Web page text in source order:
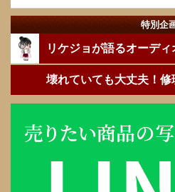
特別企
リケジョが語るオーディ
壊れていても大丈夫！修